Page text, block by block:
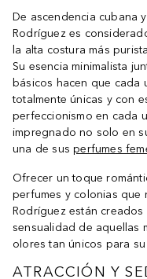
De ascendencia cubana
Rodríguez es
la alta costura más
Su esencia minimalista
básicos hacen que cada
totalmente únicas y con
perfeccionismo en cada
impregnado no solo en
una de susperfumes
Ofrecer un toque
perfumes y colonias que
Rodríguez están
sensualidad de aquellas
olores tan únicos para
ATRACCIÓN Y